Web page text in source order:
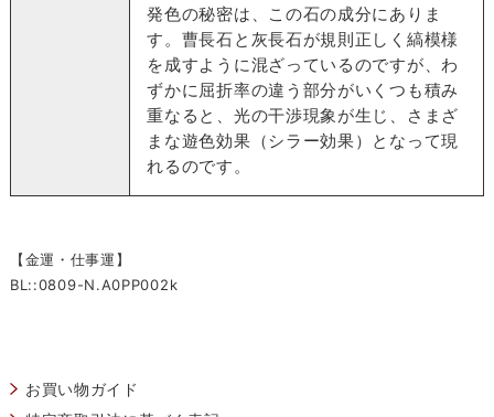
発色の秘密は、この石の成分にありま
す。曹長石と灰長石が規則正しく縞模様
を成すように混ざっているのですが、わ
ずかに屈折率の違う部分がいくつも積み
重なると、光の干渉現象が生じ、さまざ
まな遊色効果（シラー効果）となって現
れるのです。
【金運・仕事運】
BL::0809-N.A0PP002k
お買い物ガイド